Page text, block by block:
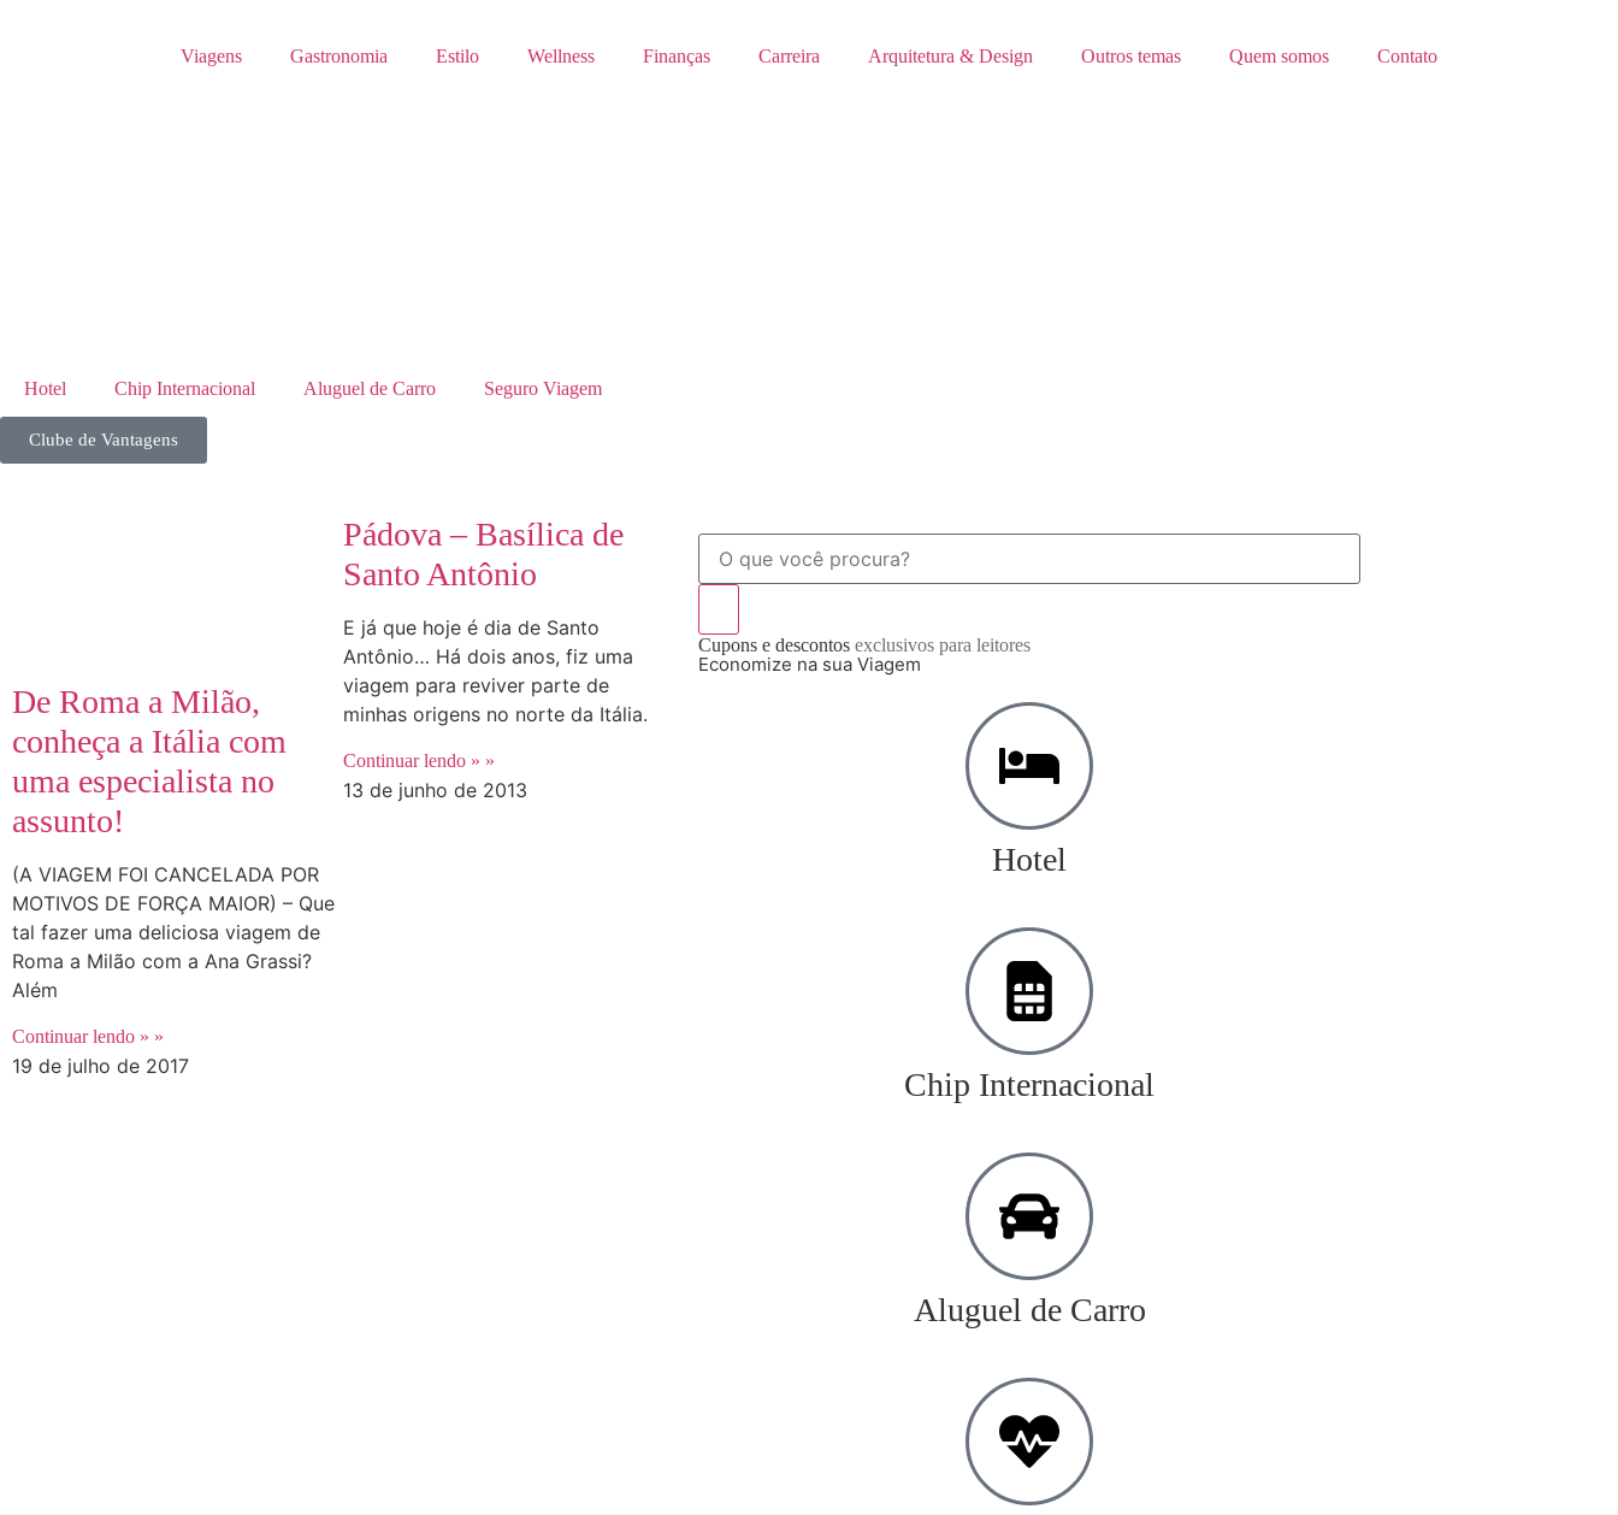
Viagens Gastronomia Estilo Wellness Finanças Carreira Arquitetura & Design Outros temas Quem somos Contato
Hotel Chip Internacional Aluguel de Carro Seguro Viagem
Clube de Vantagens
De Roma a Milão,
conheça a Itália com
uma especialista no
assunto!
(A VIAGEM FOI CANCELADA POR
MOTIVOS DE FORÇA MAIOR) – Que
tal fazer uma deliciosa viagem de
Roma a Milão com a Ana Grassi?
Além
Continuar lendo » »
19 de julho de 2017
Pádova – Basílica de
Santo Antônio
E já que hoje é dia de Santo
Antônio… Há dois anos, fiz uma
viagem para reviver parte de
minhas origens no norte da Itália.
Continuar lendo » »
13 de junho de 2013
Cupons e descontos exclusivos para leitores
Economize na sua Viagem
Hotel
Chip Internacional
Aluguel de Carro